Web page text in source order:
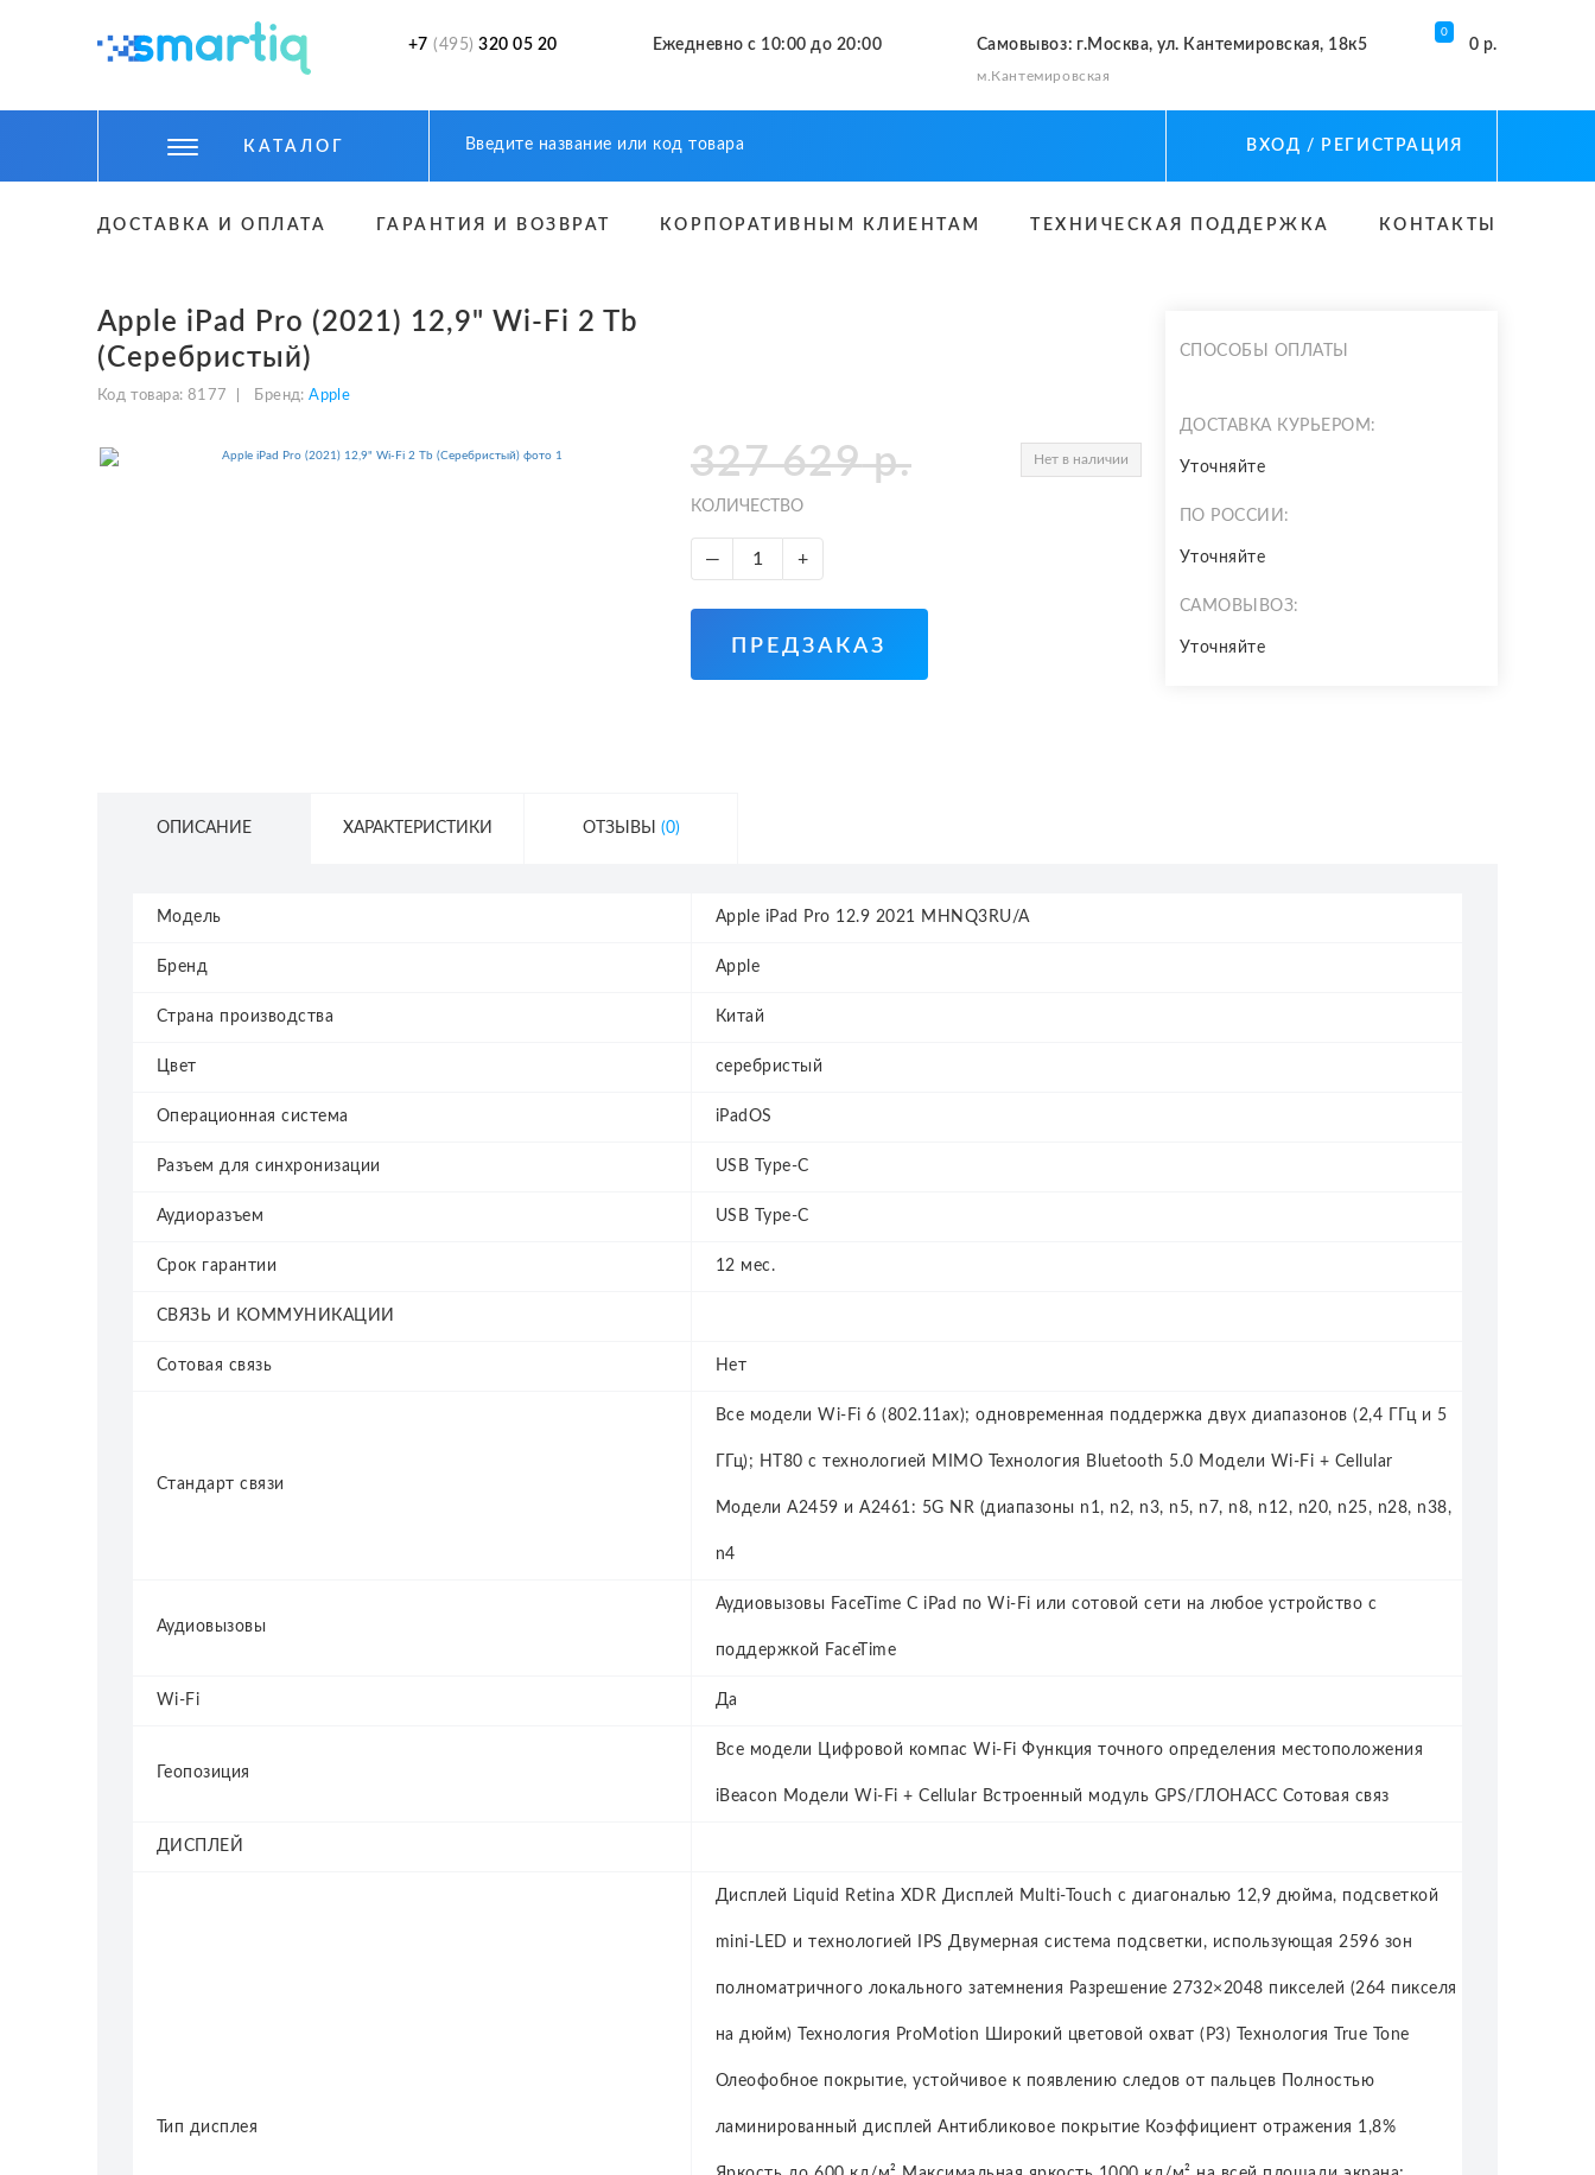
+7 (495) 320 05 20 Ежедневно с 10:00 до 20:00 Самовывоз: г.Москва, ул. Кантемировская, 18к5
м.Кантемировская
0
0 р.
КАТАЛОГ
ТОВАРЫ ДЛЯ ДЕТЕЙ
ТОВАРЫ ДЛЯ АВТО
ПРОЧИЕ ТОВАРЫ
ВХОД / РЕГИСТРАЦИЯ
ДОСТАВКА И ОПЛАТА ГАРАНТИЯ И ВОЗВРАТ КОРПОРАТИВНЫМ КЛИЕНТАМ ТЕХНИЧЕСКАЯ ПОДДЕРЖКА КОНТАКТЫ
Apple iPad Pro (2021) 12,9" Wi-Fi 2 Tb
(Серебристый)
Код товара: 8177 Бренд: Apple
327 629р. Нет в наличии
КОЛИЧЕСТВО
— +
ПРЕДЗАКАЗ
СПОСОБЫ ОПЛАТЫ
ДОСТАВКА КУРЬЕРОМ:
Уточняйте
ПО РОССИИ:
Уточняйте
САМОВЫВОЗ:
Уточняйте
ОПИСАНИЕ ХАРАКТЕРИСТИКИ ОТЗЫВЫ (0)
Модель Apple iPad Pro 12.9 2021 MHNQ3RU/A
Бренд Apple
Страна производства Китай
Цвет серебристый
Операционная система iPadOS
Разъем для синхронизации USB Type-C
Аудиоразъем USB Type-C
Срок гарантии 12 мес.
СВЯЗЬ И КОММУНИКАЦИИ
Сотовая связь Нет
Стандарт связи
Все модели Wi‑Fi 6 (802.11ax); одновременная поддержка двух диапазонов (2,4 ГГц и 5
ГГц); HT80 с технологией MIMO Технология Bluetooth 5.0 Модели Wi‑Fi + Cellular
Модели A2459 и A2461: 5G NR (диапазоны n1, n2, n3, n5, n7, n8, n12, n20, n25, n28, n38,
n4
Аудиовызовы
Аудиовызовы FaceTime С iPad по Wi‑Fi или сотовой сети на любое устройство с
поддержкой FaceTime
Wi-Fi Да
Геопозиция
Все модели Цифровой компас Wi‑Fi Функция точного определения местоположения
iBeacon Модели Wi‑Fi + Cellular Встроенный модуль GPS/ГЛОНАСС Сотовая связ
ДИСПЛЕЙ
Тип дисплея
Дисплей Liquid Retina XDR Дисплей Multi‑Touch с диагональю 12,9 дюйма, подсветкой
mini‑LED и технологией IPS Двумерная система подсветки, использующая 2596 зон
полноматричного локального затемнения Разрешение 2732×2048 пикселей (264 пикселя
на дюйм) Технология ProMotion Широкий цветовой охват (P3) Технология True Tone
Олеофобное покрытие, устойчивое к появлению следов от пальцев Полностью
ламинированный дисплей Антибликовое покрытие Коэффициент отражения 1,8%